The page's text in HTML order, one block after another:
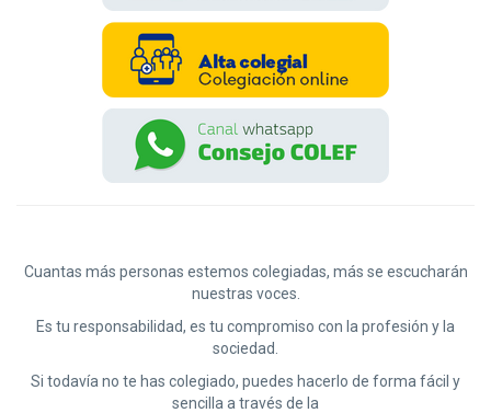
Cuantas más personas estemos colegiadas, más se escucharán
nuestras voces.
Es tu responsabilidad, es tu compromiso con la profesión y la
sociedad.
Si todavía no te has colegiado, puedes hacerlo de forma fácil y
sencilla a través de la